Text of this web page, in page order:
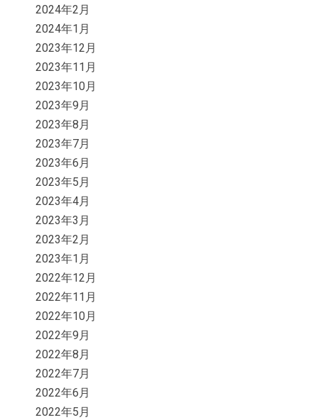
2024年2月
2024年1月
2023年12月
2023年11月
2023年10月
2023年9月
2023年8月
2023年7月
2023年6月
2023年5月
2023年4月
2023年3月
2023年2月
2023年1月
2022年12月
2022年11月
2022年10月
2022年9月
2022年8月
2022年7月
2022年6月
2022年5月